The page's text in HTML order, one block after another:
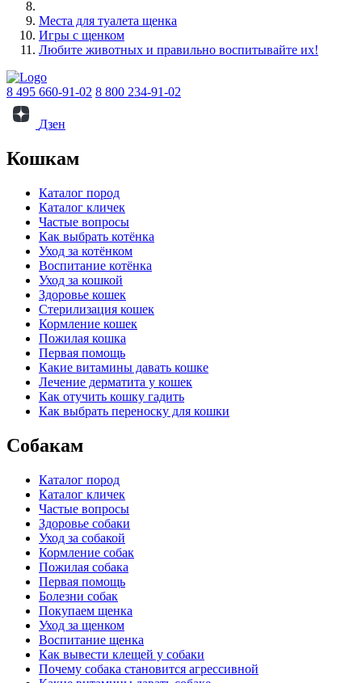
Места для туалета щенка
Игры с щенком
Любите животных и правильно воспитывайте их!
8 495 660-91-02 8 800 234-91-02
Дзен
Кошкам
Каталог пород
Каталог кличек
Частые вопросы
Как выбрать котёнка
Уход за котёнком
Воспитание котёнка
Уход за кошкой
Здоровье кошек
Стерилизация кошек
Кормление кошек
Пожилая кошка
Первая помощь
Какие витамины давать кошке
Лечение дерматита у кошек
Как отучить кошку гадить
Как выбрать переноску для кошки
Собакам
Каталог пород
Каталог кличек
Частые вопросы
Здоровье собаки
Уход за собакой
Кормление собак
Пожилая собака
Первая помощь
Болезни собак
Покупаем щенка
Уход за щенком
Воспитание щенка
Как вывести клещей у собаки
Почему собака становится агрессивной